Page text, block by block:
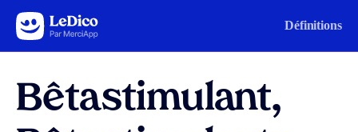
Aller au contenu Définitions
Bêtastimulant,